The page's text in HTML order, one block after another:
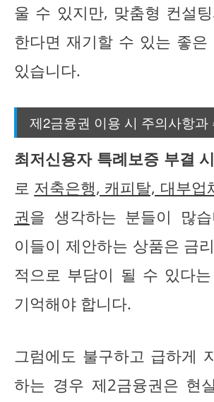
울 수 있지만, 맞춤형 컨설
한다면 재기할 수 있는 좋
있습니다.
제2금융권 이용 시 주의사항과
최저신용자 특례보증 부결
로 저축은행, 캐피탈, 대부업
권을 생각하는 분들이 많
이들이 제안하는 상품은 금
적으로 부담이 될 수 있다
기억해야 합니다.
그럼에도 불구하고 급하게
하는 경우 제2금융권은 현